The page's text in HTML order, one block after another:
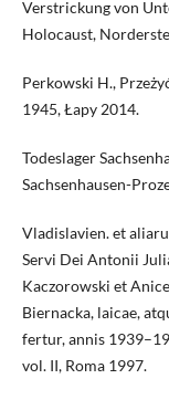
Verstrickung von
Holocaust,
Perkowski H.,
1945, Łapy 2014.
Todeslager
Sachsenhausen-
Vladislavien. et
Servi Dei Antonii
Kaczorowski et
Biernacka, laicae,
fertur, annis
vol. II, Roma 1997.